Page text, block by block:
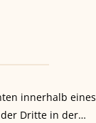
innerhalb eines
der Dritte in der…